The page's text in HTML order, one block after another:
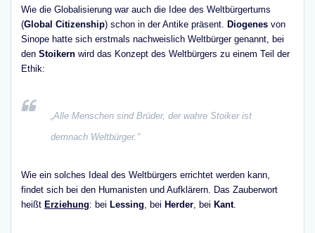
Wie die Globalisierung war auch die Idee des Weltbürgertums
(Global Citizenship) schon in der Antike präsent. Diogenes von
Sinope hatte sich erstmals nachweislich Weltbürger genannt, bei
den Stoikern wird das Konzept des Weltbürgers zu einem Teil der
Ethik:
„Alle Menschen sind Brüder, der wahre Stoiker ist
demnach Weltbürger.“
Wie ein solches Ideal des Weltbürgers errichtet werden kann,
findet sich bei den Humanisten und Aufklärern. Das Zauberwort
heißt Erziehung: bei Lessing, bei Herder, bei Kant.